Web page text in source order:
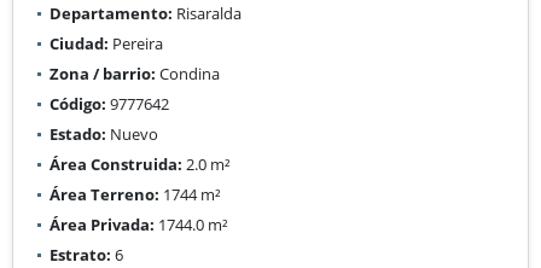
Departamento: Risaralda
Ciudad: Pereira
Zona / barrio: Condina
Código: 9777642
Estado: Nuevo
Área Construida: 2.0 m²
Área Terreno: 1744 m²
Área Privada: 1744.0 m²
Estrato: 6